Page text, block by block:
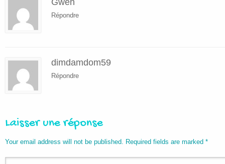
Gwen
Répondre
dimdamdom59
Répondre
Laisser une réponse
Your email address will not be published. Required fields are marked *